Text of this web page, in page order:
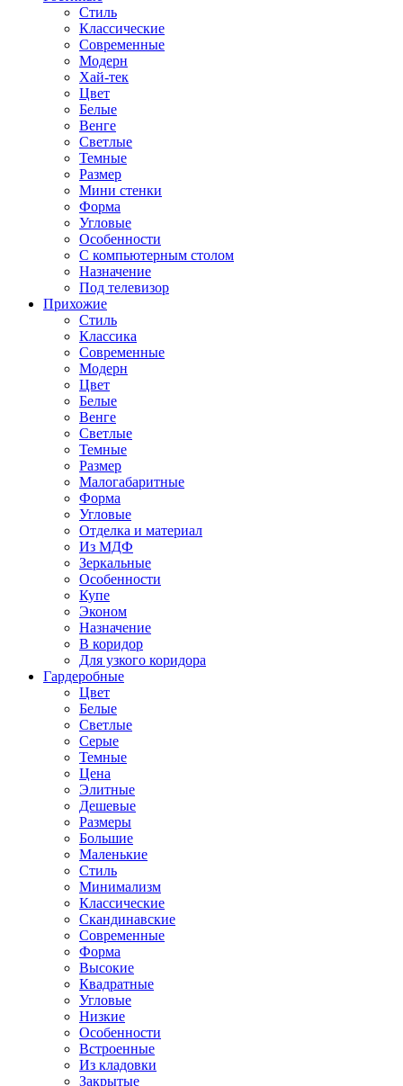
Стиль
Классические
Современные
Модерн
Хай-тек
Цвет
Белые
Венге
Светлые
Темные
Размер
Мини стенки
Форма
Угловые
Особенности
С компьютерным столом
Назначение
Под телевизор
Прихожие
Стиль
Классика
Современные
Модерн
Цвет
Белые
Венге
Светлые
Темные
Размер
Малогабаритные
Форма
Угловые
Отделка и материал
Из МДФ
Зеркальные
Особенности
Купе
Эконом
Назначение
В коридор
Для узкого коридора
Гардеробные
Цвет
Белые
Светлые
Серые
Темные
Цена
Элитные
Дешевые
Размеры
Большие
Маленькие
Стиль
Минимализм
Классические
Скандинавские
Современные
Форма
Высокие
Квадратные
Угловые
Низкие
Особенности
Встроенные
Из кладовки
Закрытые